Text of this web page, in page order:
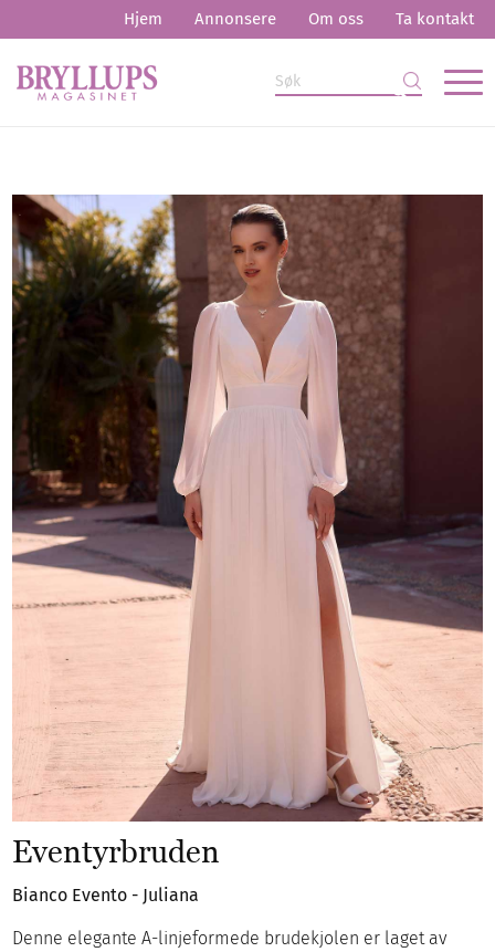
Hjem Annonsere Om oss Ta kontakt
Eventyrbruden
Bianco Evento - Juliana
Denne elegante A-linjeformede brudekjolen er laget av